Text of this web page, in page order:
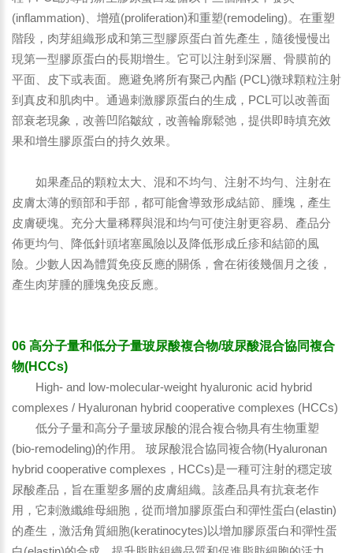
(inflammation)、增殖(proliferation)和重塑(remodeling)。在重塑
階段，肉芽組織形成和第三型膠原蛋白首先產生，隨後慢慢出
現第一型膠原蛋白的長期增生。它可以注射到深層、骨膜前的
平面、皮下或表面。應避免將所有聚己內酯 (PCL)微球顆粒注射
到真皮和肌肉中。通過刺激膠原蛋白的生成，PCL可以改善面
部衰老現象，改善凹陷皺紋，改善輪廓鬆弛，提供即時填充效
果和增生膠原蛋白的持久效果。
如果產品的顆粒太大、混和不均勻、注射不均勻、注射在
皮膚太薄的頸部和手部，都可能會導致形成結節、腫塊，產生
皮膚硬塊。充分大量稀釋與混和均勻可使注射更容易、產品分
佈更均勻、降低針頭堵塞風險以及降低形成丘疹和結節的風
險。少數人因為體質免疫反應的關係，會在術後幾個月之後，
產生肉芽腫的腫塊免疫反應。
06 高分子量和低分子量玻尿酸複合物/玻尿酸混合協同複合
物(HCCs)
High- and low-molecular-weight hyaluronic acid hybrid
complexes / Hyaluronan hybrid cooperative complexes (HCCs)
低分子量和高分子量玻尿酸的混合複合物具有生物重塑
(bio-remodeling)的作用。 玻尿酸混合協同複合物(Hyaluronan
hybrid cooperative complexes，HCCs)是一種可注射的穩定玻
尿酸產品，旨在重塑多層的皮膚組織。該產品具有抗衰老作
用，它刺激纖維母細胞，從而增加膠原蛋白和彈性蛋白(elastin)
的產生，激活角質細胞(keratinocytes)以增加膠原蛋白和彈性蛋